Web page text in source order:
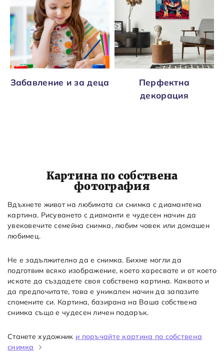
Забавление и за деца
Перфектна
декорация
Картина по собствена
фотография
Вдъхнете живот на любимата си снимка с диамантена
картина. Рисуването с диаманти е чудесен начин да
увековечите семейна снимка, любим човек или домашен
любимец.
Не е задължително да е снимка. Бихме могли да
подготвим всяко изображение, което харесвате и от което
искате да създадете своя собствена картина. Каквото и
да предпочитате, това е уникален начин да запазите
спомените си. Картина, базирана на Ваша собствена
снимка също е чудесен личен подарък.
Станете художник и поръчайте картина по собствена
снимка